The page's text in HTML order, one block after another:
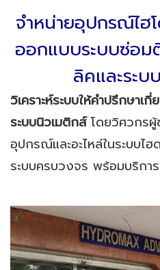
จำหน่ายอุปกรณ์ไฮ
ออกแบบระบบซ่อม
ลิคและระ
วิเคราะห์ระบบให้คำปรึกษาเ
ระบบนิวเมติกส์โดยวิศวกรผู้
อุปกรณ์และอะไหล่ในระบบไ
ระบบครบวงจร พร้อมบริกา